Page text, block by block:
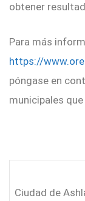
obtener
Para más
https://
póngase en
municipales
Ciudad de